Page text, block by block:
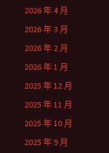
2026 年 4 月
2026 年 3 月
2026 年 2 月
2026 年 1 月
2025 年 12 月
2025 年 11 月
2025 年 10 月
2025 年 9 月